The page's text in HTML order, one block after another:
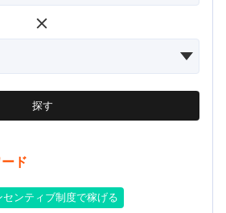
探す
ド
センティブ制度で稼げる